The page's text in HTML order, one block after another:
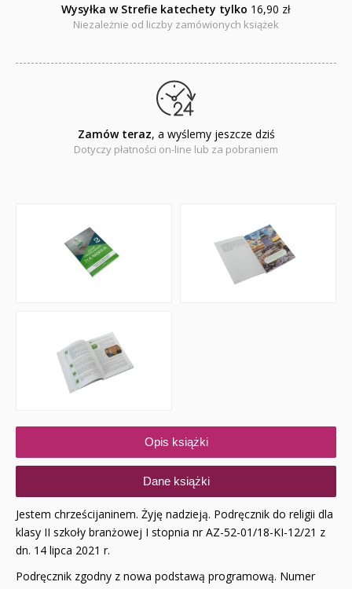
Wysyłka w Strefie katechety tylko 16,90 zł
Niezależnie od liczby zamówionych książek
Zamów teraz, a wyślemy jeszcze dziś
Dotyczy płatności on-line lub za pobraniem
Opis książki
Dane książki
Jestem chrześcijaninem. Żyję nadzieją. Podręcznik do religii dla
klasy II szkoły branżowej I stopnia nr AZ-52-01/18-KI-12/21 z
dn. 14 lipca 2021 r.
Podręcznik zgodny z nowa podstawą programową. Numer